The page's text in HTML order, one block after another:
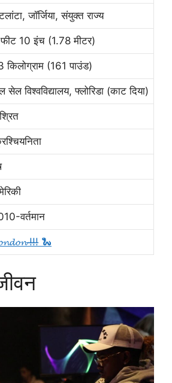
जॉर्जिया, संयुक्त राज्य
10 इंच (1.78 मीटर)
किलोग्राम (161 पाउंड)
सेल विश्वविद्यालय, फ्लोरिडा (काट दिया)
वर्तमान
!̶!̶!̶ 🐍